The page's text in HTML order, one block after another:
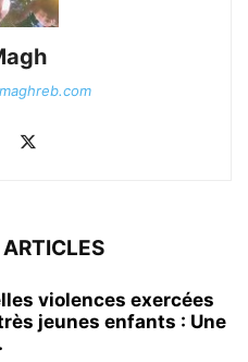
violences exercées
jeunes enfants : Une